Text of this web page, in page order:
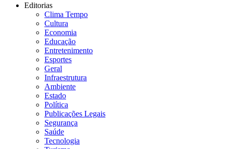
Editorias
Clima Tempo
Cultura
Economia
Educação
Entretenimento
Esportes
Geral
Infraestrutura
Ambiente
Estado
Política
Publicações Legais
Segurança
Saúde
Tecnologia